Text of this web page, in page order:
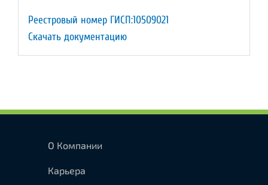
Реестровый номер ГИСП:10509021
Скачать документацию
О Компании
Карьера